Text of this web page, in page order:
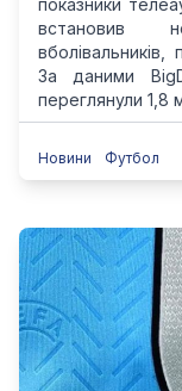
показники
встановив
За даними
переглянули 1,8
Новини Футбол